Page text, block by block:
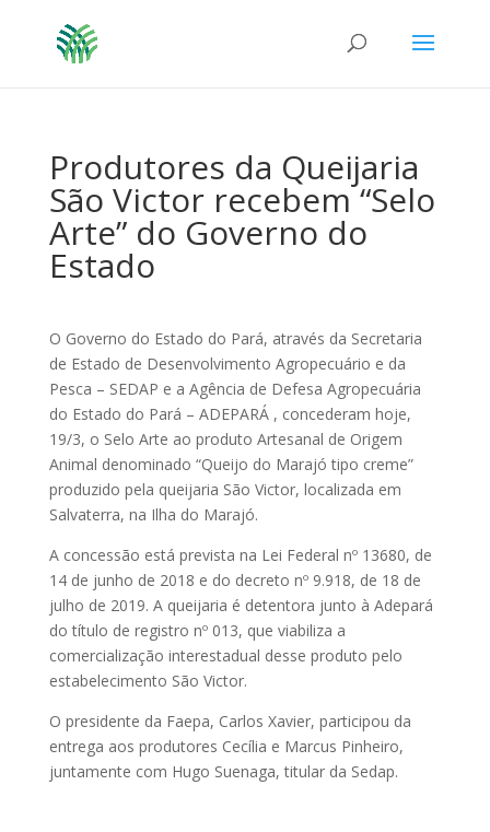
Produtores da Queijaria
São Victor recebem “Selo
Arte” do Governo do
Estado
O Governo do Estado do Pará, através da Secretaria
de Estado de Desenvolvimento Agropecuário e da
Pesca – SEDAP e a Agência de Defesa Agropecuária
do Estado do Pará – ADEPARÁ , concederam hoje,
19/3, o Selo Arte ao produto Artesanal de Origem
Animal denominado “Queijo do Marajó tipo creme”
produzido pela queijaria São Victor, localizada em
Salvaterra, na Ilha do Marajó.
A concessão está prevista na Lei Federal nº 13680, de
14 de junho de 2018 e do decreto nº 9.918, de 18 de
julho de 2019. A queijaria é detentora junto à Adepará
do título de registro nº 013, que viabiliza a
comercialização interestadual desse produto pelo
estabelecimento São Victor.
O presidente da Faepa, Carlos Xavier, participou da
entrega aos produtores Cecília e Marcus Pinheiro,
juntamente com Hugo Suenaga, titular da Sedap.